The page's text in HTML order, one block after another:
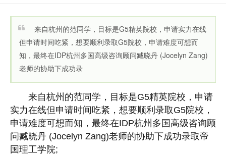
来自杭州的范同学，目标是G5精英院校，申请实力在线
但申请时间吃紧，想要顺利录取G5院校，申请难度可想而
知，最终在IDP杭州多国高级咨询顾问臧晓丹 (Jocelyn Zang)
老师的协助下成功录
来自杭州的范同学，目标是G5精英院校，申请
实力在线但申请时间吃紧，想要顺利录取G5院校，
申请难度可想而知，最终在IDP杭州多国高级咨询顾
问臧晓丹 (Jocelyn Zang)老师的协助下成功录取帝
国理工学院;